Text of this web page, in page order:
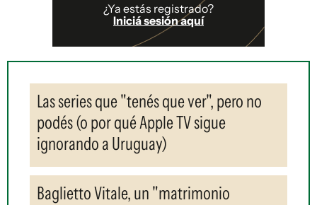
¿Ya estás registrado?
Iniciá sesión aquí
Las series que "tenés que ver", pero no
podés (o por qué Apple TV sigue
ignorando a Uruguay)
Baglietto Vitale, un "matrimonio